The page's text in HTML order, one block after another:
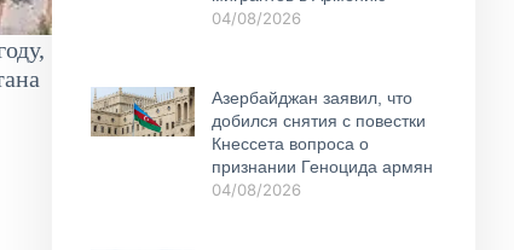
04/08/2026
Азербайджан заявил, что
добился снятия с повестки
Кнессета вопроса о
признании Геноцида армян
04/08/2026